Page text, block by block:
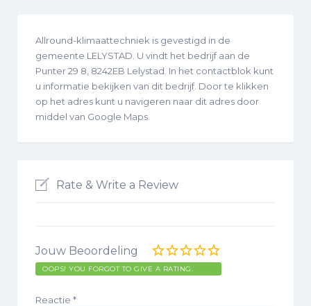
Allround-klimaattechniek is gevestigd in de
gemeente LELYSTAD. U vindt het bedrijf aan de
Punter 29 8, 8242EB Lelystad. In het contactblok kunt
u informatie bekijken van dit bedrijf. Door te klikken
op het adres kunt u navigeren naar dit adres door
middel van Google Maps.
Rate & Write a Review
Jouw Beoordeling
OOPS! YOU FORGOT TO GIVE A RATING.
Reactie *